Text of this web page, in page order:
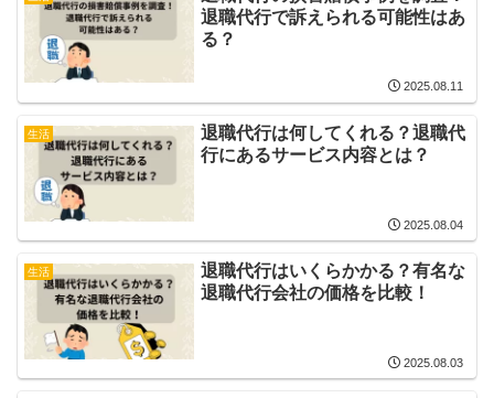
退職代行で訴えられる可能性はあ
る？
2025.08.11
生活
退職代行は何してくれる？退職代
行にあるサービス内容とは？
2025.08.04
生活
退職代行はいくらかかる？有名な
退職代行会社の価格を比較！
2025.08.03